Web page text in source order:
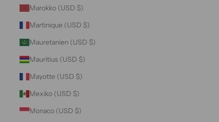
Marokko (USD $)
Martinique (USD $)
Mauretanien (USD $)
Mauritius (USD $)
Mayotte (USD $)
Mexiko (USD $)
Monaco (USD $)